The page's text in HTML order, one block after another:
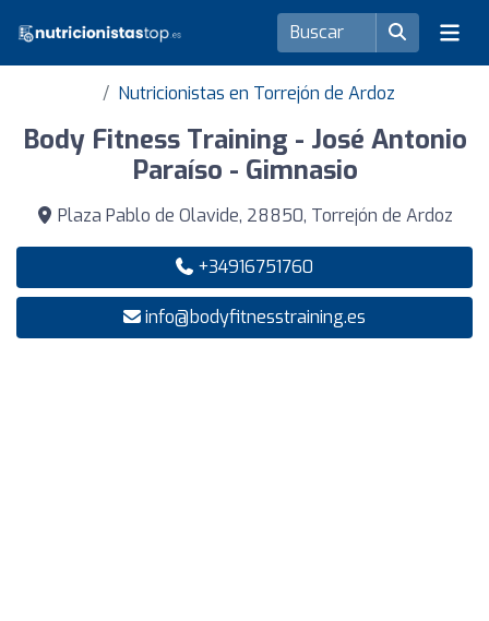
Nutricionistas en Torrejón de Ardoz
Body Fitness Training - José Antonio
Paraíso - Gimnasio
Plaza Pablo de Olavide, 28850, Torrejón de Ardoz
+34916751760
info@bodyfitnesstraining.es